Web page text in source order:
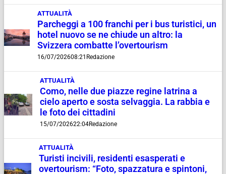
ATTUALITÀ
Parcheggi a 100 franchi per i bus turistici, un
hotel nuovo se ne chiude un altro: la
Svizzera combatte l’overtourism
16/07/202608:21 Redazione
ATTUALITÀ
Como, nelle due piazze regine latrina a
cielo aperto e sosta selvaggia. La rabbia e
le foto dei cittadini
15/07/202622:04Redazione
ATTUALITÀ
Turisti incivili, residenti esasperati e
overtourism: “Foto, spazzatura e spintoni,